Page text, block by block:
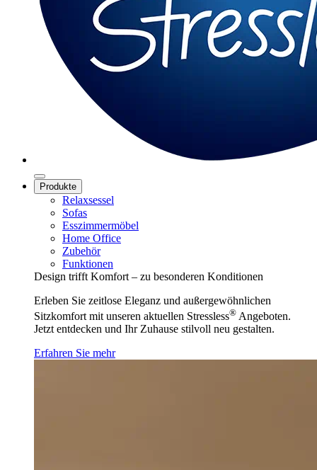
Produkte
Relaxsessel
Sofas
Esszimmermöbel
Home Office
Zubehör
Funktionen
Design trifft Komfort – zu besonderen Konditionen
Erleben Sie zeitlose Eleganz und außergewöhnlichen
Sitzkomfort mit unseren aktuellen Stressless® Angeboten.
Jetzt entdecken und Ihr Zuhause stilvoll neu gestalten.
Erfahren Sie mehr